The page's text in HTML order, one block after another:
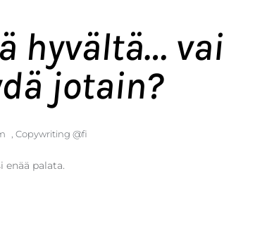
hyvältä… vai
jotain?
Copywriting @fi
palata.